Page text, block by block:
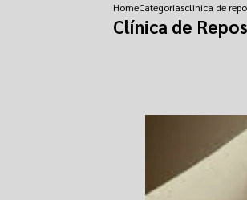
HomeCategoriasclinica de
Clínica de